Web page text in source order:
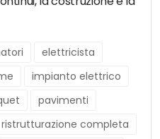
elettricista
impianto elettrico
pavimenti
ristrutturazione completa